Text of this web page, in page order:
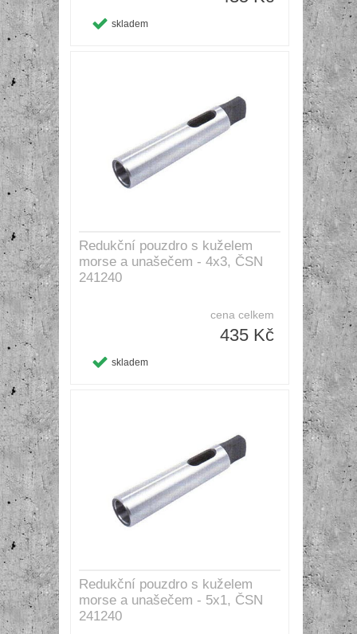
skladem
Redukční pouzdro s kuželem
morse a unašečem - 4x3, ČSN
241240
cena celkem
435 Kč
skladem
Redukční pouzdro s kuželem
morse a unašečem - 5x1, ČSN
241240